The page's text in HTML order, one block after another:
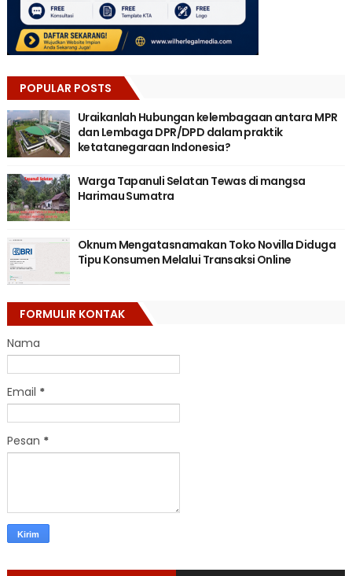
POPULAR POSTS
Uraikanlah Hubungan kelembagaan antara MPR
dan Lembaga DPR/DPD dalam praktik
ketatanegaraan Indonesia?
Warga Tapanuli Selatan Tewas di mangsa
Harimau Sumatra
Oknum Mengatasnamakan Toko Novilla Diduga
Tipu Konsumen Melalui Transaksi Online
FORMULIR KONTAK
Nama
Email *
Pesan *